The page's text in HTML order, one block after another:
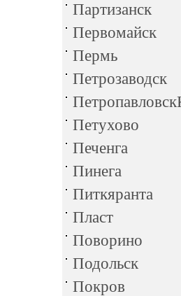
Партизанск
Первомайск
Пермь
Петрозаводск
Петухово
Печенга
Пинега
Питкяранта
Пласт
Поворино
Подольск
Покров